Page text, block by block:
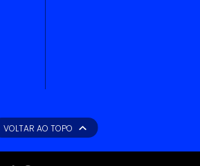
VOLTAR AO TOPO